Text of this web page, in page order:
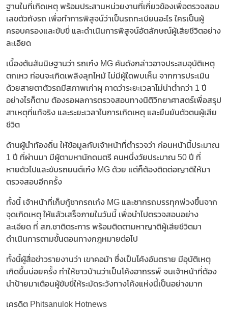
ฐานในที่เกิดเหตุ พร้อมประสานหน่วยงานที่เกี่ยวข้องเพื่อตรวจสอบ
เลขตัวถังรถ เพื่อทำการพิสูจน์ว่าเป็นรถทะเบียนอะไร ใครเป็นผู้
ครอบครองและขับขี่ และดำเนินการพิสูจน์อัตลักษณ์ผู้เสียชีวิตอย่าง
ละเอียด
เบื้องต้นสันนิษฐานว่า รถเก๋ง MG คันดังกล่าวอาจประสบอุบัติเหตุ
ตกเหว ก่อนจะเกิดเพลิงลุกไหม้ ไม่มีผู้ใดพบเห็น จากการประเมิน
ด้วยสายตาตัวรถมีสภาพเก่าผุ คาดว่าระยะเวลาไม่น่าต่ำกว่า 1 ปี
อย่างไรก็ตาม ต้องรอผลการตรวจสอบทางนิติวิทยาศาสตร์เพื่อสรุป
สาเหตุที่แท้จริง และระยะเวลาในการเกิดเหตุ และยืนยันตัวตนผู้เสีย
ชีวิต
ด้านผู้นำท้องถิ่น ให้ข้อมูลกับเจ้าหน้าที่ตำรวจว่า ก่อนหน้านี้ประมาณ
1 ปี ที่ผ่านมา มีผู้ตามหานักดนตรี คนหนึ่งวัยประมาณ 50 ปี ที่
หายตัวไปและขับรถยนต์เก๋ง MG ด้วย แต่ก็ต้องติดต่อญาติให้มา
ตรวจสอบอีกครั้ง
ทั้งนี้ เจ้าหน้าที่เก็บกู้ซากรถเก๋ง MG และซากรถบรรทุกพ่วงขึ้นจาก
จุดเกิดเหตุ ให้แล้วเสร็จภายในวันนี้ เพื่อนำไปตรวจสอบอย่าง
ละเอียด ที่ สภ.ชาติตระการ พร้อมติดตามหาญาติผู้เสียชีวิตมา
ดำเนินการตามขั้นตอนทางกฎหมายต่อไป
ทั้งนี้ผู้สื่อข่าวรายงานว่า เขาคอม้า ซึ่งเป็นโค้งอันตราย มีอุบัติเหตุ
เกิดขึ้นบ่อยครั้ง ทำให้ชาวบ้านว่าเป็นโค้งอาถรรพ์ จนเจ้าหน้าที่ต้อง
นำป้ายมาเตือนผู้ขับขี่ให้ระมัดระวังทางโค้งแห่งนี้เป็นอย่างมาก
เครดิต Phitsanulok Hotnews